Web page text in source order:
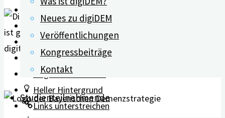
Neues zu digiDEM
Veröffentlichungen
Kongressbeiträge
Kontakt
Studienteilnehmende
Text vergrößern
Text verkleinern
Graustufen
Hoher Kontrast
Negativer Kontrast
Heller Hintergrund
Links unterstreichen